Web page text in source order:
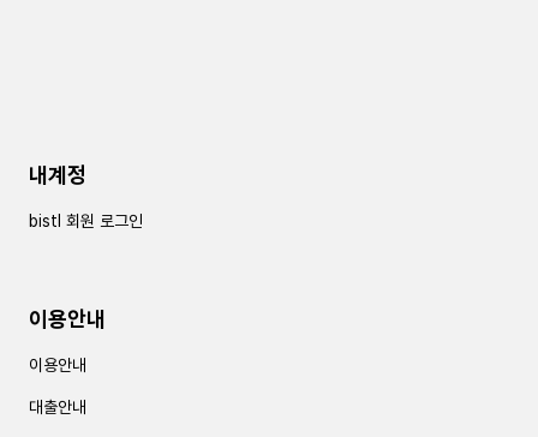
내계정
bistl 회원 로그인
이용안내
이용안내
대출안내